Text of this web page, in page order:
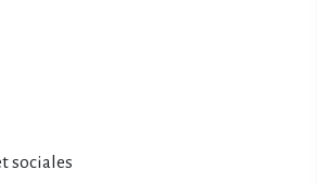
sociales